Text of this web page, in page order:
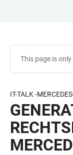
This page is
IT-TALK -